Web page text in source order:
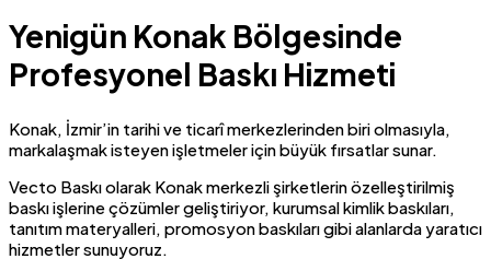
Yenigün Konak Bölgesinde
Profesyonel Baskı Hizmeti
Konak, İzmir’in tarihi ve ticarî merkezlerinden biri olmasıyla,
markalaşmak isteyen işletmeler için büyük fırsatlar sunar.
Vecto Baskı olarak Konak merkezli şirketlerin özelleştirilmiş
baskı işlerine çözümler geliştiriyor, kurumsal kimlik baskıları,
tanıtım materyalleri, promosyon baskıları gibi alanlarda yaratıcı
hizmetler sunuyoruz.